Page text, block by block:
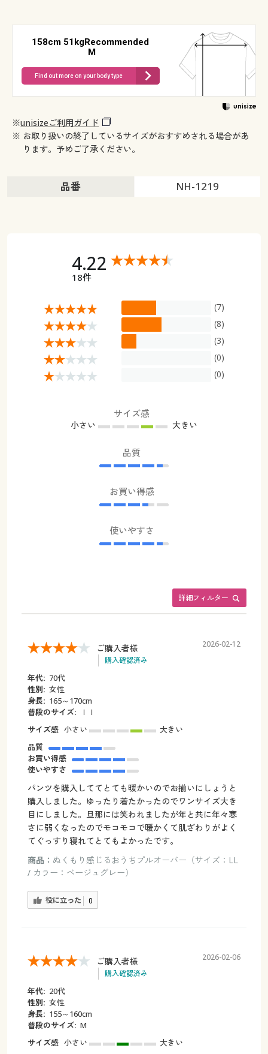
158cm 51kgRecommended
M
Find out more on your body type
※unisizeご利用ガイド
※ お取り扱いの終了しているサイズがおすすめされる場合があ
ります。予めご了承ください。
品番 NH-1219
4.22
18件
(7)
(8)
(3)
(0)
(0)
サイズ感
小さい 大きい
品質
お買い得感
使いやすさ
詳細フィルター
ご購入者様
購入確認済み
2026-02-12
年代: 70代
性別: 女性
身長: 165～170cm
普段のサイズ:
ｌｌ
サイズ感 小さい
大きい
品質
お買い得感
使いやすさ
パンツを購入しててとても暖かいのでお揃いにしょうと
購入しました。ゆったり着たかったのでワンサイズ大き
目にしました。旦那には笑われましたが年と共に年々寒
さに弱くなったのでモコモコで暖かくて肌ざわりがよく
てぐっすり寝れてとてもよかったです。
商品： ぬくもり感じるおうちプルオーバー（サイズ：LL
/ カラー：ベージュグレー）
役に立った 0
ご購入者様
購入確認済み
2026-02-06
年代: 20代
性別: 女性
身長: 155～160cm
普段のサイズ: M
サイズ感 小さい
大きい